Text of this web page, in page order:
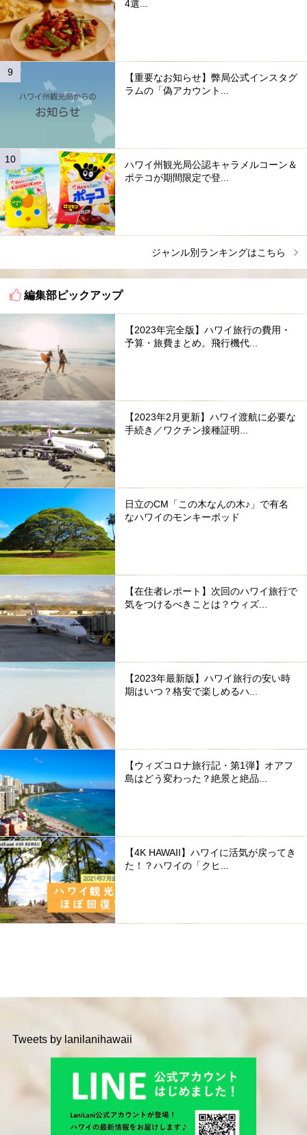
4選...
【重要なお知らせ】弊局公式インスタグ
ラムの「偽アカウント...
ハワイ州観光局公認キャラメルコーン＆
ポテコが期間限定で登...
ジャンル別ランキングはこちら
編集部ピックアップ
【2023年完全版】ハワイ旅行の費用・
予算・旅費まとめ。飛行機代...
【2023年2月更新】ハワイ渡航に必要な
手続き／ワクチン接種証明...
日立のCM「この木なんの木♪」で有名
なハワイのモンキーポッド
【在住者レポート】次回のハワイ旅行で
気をつけるべきことは？ウィズ...
【2023年最新版】ハワイ旅行の安い時
期はいつ？格安で楽しめるハ...
【ウィズコロナ旅行記・第1弾】オアフ
島はどう変わった？絶景と絶品...
【4K HAWAII】ハワイに活気が戻ってき
た！？ハワイの「クヒ...
Tweets by lanilanihawaii